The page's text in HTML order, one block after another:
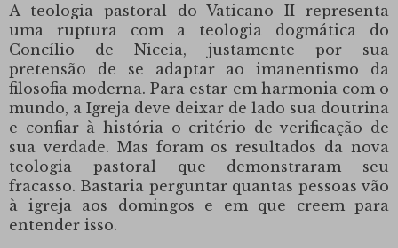
A teologia pastoral do Vaticano II representa
uma ruptura com a teologia dogmática do
Concílio de Niceia, justamente por sua
pretensão de se adaptar ao imanentismo da
filosofia moderna. Para estar em harmonia com o
mundo, a Igreja deve deixar de lado sua doutrina
e confiar à história o critério de verificação de
sua verdade. Mas foram os resultados da nova
teologia pastoral que demonstraram seu
fracasso. Bastaria perguntar quantas pessoas vão
à igreja aos domingos e em que creem para
entender isso.